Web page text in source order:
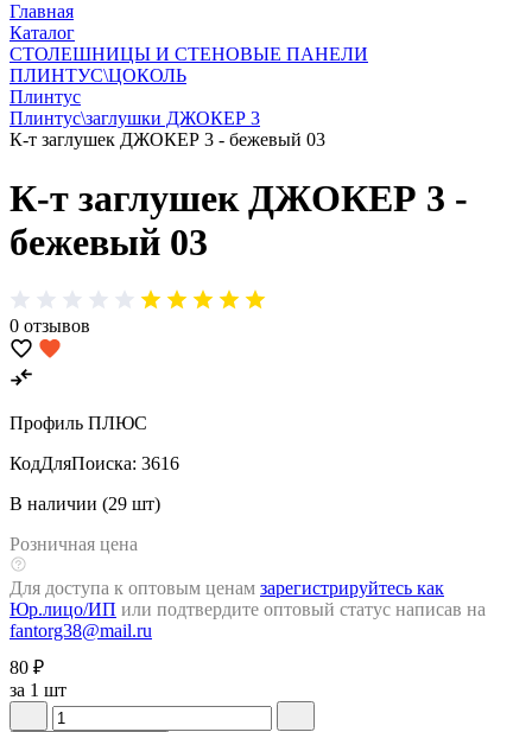
Главная
Каталог
СТОЛЕШНИЦЫ И СТЕНОВЫЕ ПАНЕЛИ
ПЛИНТУС\ЦОКОЛЬ
Плинтус
Плинтус\заглушки ДЖОКЕР 3
К-т заглушек ДЖОКЕР 3 - бежевый 03
К-т заглушек ДЖОКЕР 3 -
бежевый 03
0 отзывов
Профиль ПЛЮС
КодДляПоиска: 3616
В наличии (29 шт)
Розничная цена
Для доступа к оптовым ценам зарегистрируйтесь как
Юр.лицо/ИП или подтвердите оптовый статус написав на
fantorg38@mail.ru
80 ₽
за 1 шт